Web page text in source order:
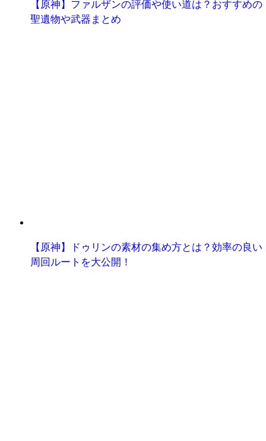
【原神】ファルザンの評価や使い道は？おすすめの
聖遺物や武器まとめ
【原神】ドゥリンの素材の集め方とは？効率の良い
周回ルートを大公開！